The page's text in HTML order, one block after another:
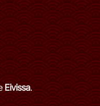
Eivissa.